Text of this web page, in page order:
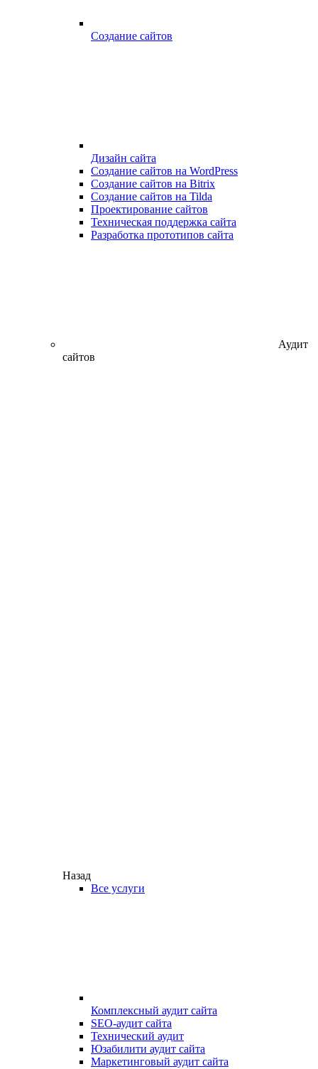
Создание сайтов
Дизайн сайта
Создание сайтов на WordPress
Создание сайтов на Bitrix
Создание сайтов на Tilda
Проектирование сайтов
Техническая поддержка сайта
Разработка прототипов сайта
Аудит
сайтов
Назад
Все услуги
Комплексный аудит сайта
SEO-аудит сайта
Технический аудит
Юзабилити аудит сайта
Маркетинговый аудит сайта